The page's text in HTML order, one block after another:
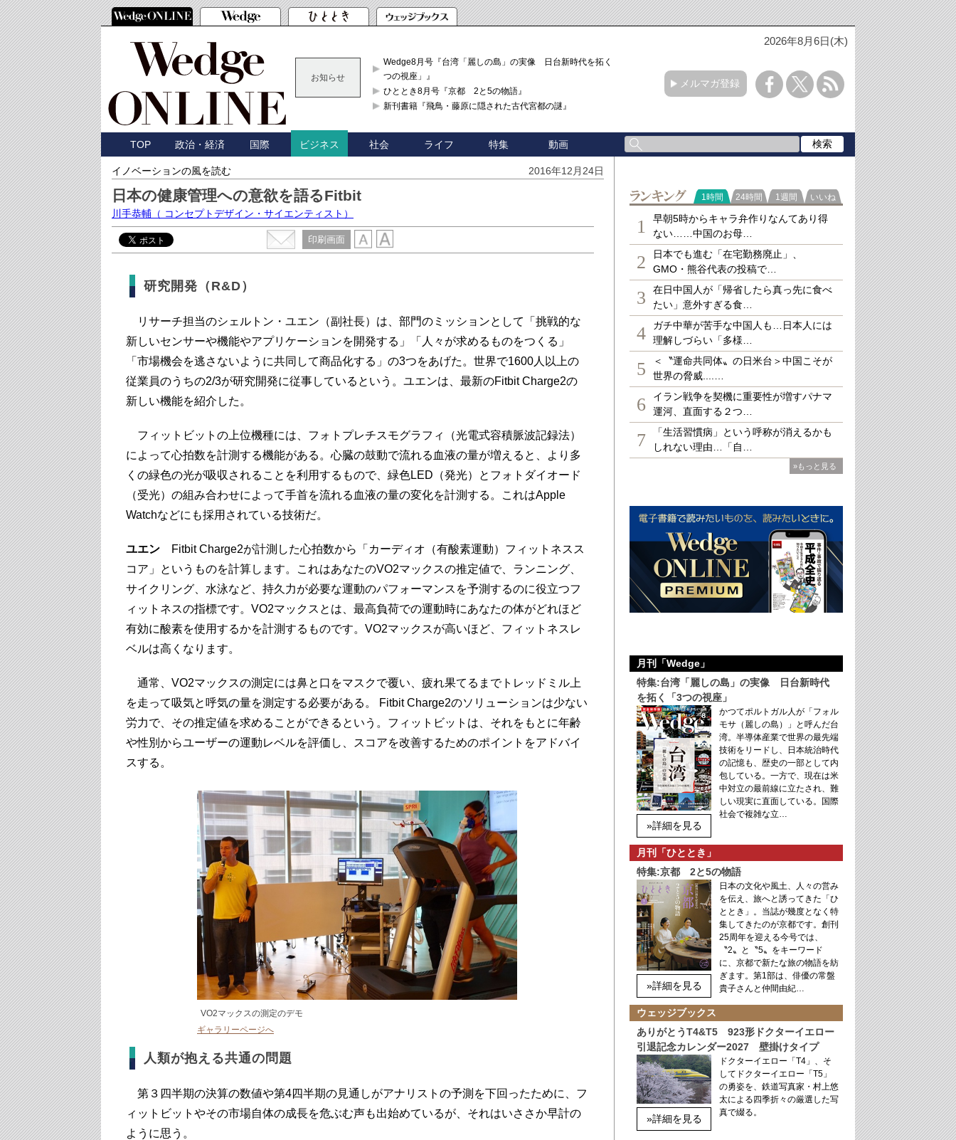
2026年8月6日(木)
お知らせ
Wedge8月号『台湾「麗しの島」の実像 日台新時代を拓く「3
つの視座」』
ひととき8月号『京都 2と5の物語』
新刊書籍『飛鳥・藤原に隠された古代宮都の謎』
メルマガ登録
TOP 政治・経済 国際 ビジネス 社会 ライフ 特集 動画
イノベーションの風を読む 2016年12月24日
日本の健康管理への意欲を語るFitbit
川手恭輔 （ コンセプトデザイン・サイエンティスト）
印刷画面
研究開発（R&D）
リサーチ担当のシェルトン・ユエン（副社長）は、部門のミッションとして「挑戦的な
新しいセンサーや機能やアプリケーションを開発する」「人々が求めるものをつくる」
「市場機会を逃さないように共同して商品化する」の3つをあげた。世界で1600人以上の
従業員のうちの2/3が研究開発に従事しているという。ユエンは、最新のFitbit Charge2の
新しい機能を紹介した。
フィットビットの上位機種には、フォトプレチスモグラフィ（光電式容積脈波記録法）
によって心拍数を計測する機能がある。心臓の鼓動で流れる血液の量が増えると、より多
くの緑色の光が吸収されることを利用するもので、緑色LED（発光）とフォトダイオード
（受光）の組み合わせによって手首を流れる血液の量の変化を計測する。これはApple
Watchなどにも採用されている技術だ。
ユエン Fitbit Charge2が計測した心拍数から「カーディオ（有酸素運動）フィットネスス
コア」というものを計算します。これはあなたのVO2マックスの推定値で、ランニング、
サイクリング、水泳など、持久力が必要な運動のパフォーマンスを予測するのに役立つフ
ィットネスの指標です。VO2マックスとは、最高負荷での運動時にあなたの体がどれほど
有効に酸素を使用するかを計測するものです。VO2マックスが高いほど、フィットネスレ
ベルは高くなります。
通常、VO2マックスの測定には鼻と口をマスクで覆い、疲れ果てるまでトレッドミル上
を走って吸気と呼気の量を測定する必要がある。 Fitbit Charge2のソリューションは少ない
労力で、その推定値を求めることができるという。フィットビットは、それをもとに年齢
や性別からユーザーの運動レベルを評価し、スコアを改善するためのポイントをアドバイ
スする。
VO2マックスの測定のデモ
ギャラリーページへ
人類が抱える共通の問題
第３四半期の決算の数値や第4四半期の見通しがアナリストの予測を下回ったために、フ
ィットビットやその市場自体の成長を危ぶむ声も出始めているが、それはいささか早計の
ように思う。
ランキング
1時間 24時間 1週間 いいね
1
早朝5時からキャラ弁作りなんてあり得
ない……中国のお母…
2
日本でも進む「在宅勤務廃止」、
GMO・熊谷代表の投稿で…
3
在日中国人が「帰省したら真っ先に食べ
たい」意外すぎる食…
4
ガチ中華が苦手な中国人も…日本人には
理解しづらい「多様…
5
＜〝運命共同体〟の日米台＞中国こそが
世界の脅威....…
6
イラン戦争を契機に重要性が増すパナマ
運河、直面する２つ…
7
「生活習慣病」という呼称が消えるかも
しれない理由…「自…
»もっと見る
月刊「Wedge」
特集:台湾「麗しの島」の実像 日台新時代
を拓く「3つの視座」
»詳細を見る
かつてポルトガル人が「フォル
モサ（麗しの島）」と呼んだ台
湾。半導体産業で世界の最先端
技術をリードし、日本統治時代
の記憶も、歴史の一部として内
包している。一方で、現在は米
中対立の最前線に立たされ、難
しい現実に直面している。国際
社会で複雑な立…
月刊「ひととき」
特集:京都 2と5の物語
»詳細を見る
日本の文化や風土、人々の営み
を伝え、旅へと誘ってきた「ひ
ととき」。当誌が幾度となく特
集してきたのが京都です。創刊
25周年を迎える今号では、
〝2〟と〝5〟をキーワード
に、京都で新たな旅の物語を紡
ぎます。第1部は、俳優の常盤
貴子さんと仲間由紀…
ウェッジブックス
ありがとうT4&T5 923形ドクターイエロー
引退記念カレンダー2027 壁掛けタイプ
»詳細を見る
ドクターイエロー「T4」、そ
してドクターイエロー「T5」
の勇姿を、鉄道写真家・村上悠
太による四季折々の厳選した写
真で綴る。